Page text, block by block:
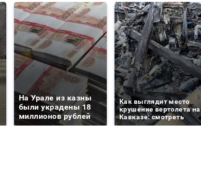
На Урале из казны
были украдены 18
миллионов рублей
Как выглядит место
крушение вертолета на
Кавказе: смотреть